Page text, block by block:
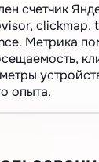
счетчик
clickmap,
Метрика
опыта.